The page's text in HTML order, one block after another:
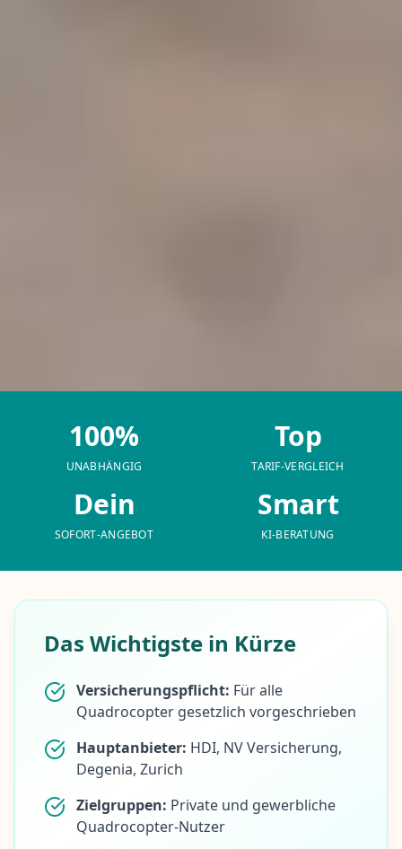
100%
UNABHÄNGIG
Top
TARIF-VERGLEICH
Dein
SOFORT-ANGEBOT
Smart
KI-BERATUNG
Das Wichtigste in Kürze
Versicherungspflicht: Für alle
Quadrocopter gesetzlich vorgeschrieben
Hauptanbieter: HDI, NV Versicherung,
Degenia, Zurich
Zielgruppen: Private und gewerbliche
Quadrocopter-Nutzer